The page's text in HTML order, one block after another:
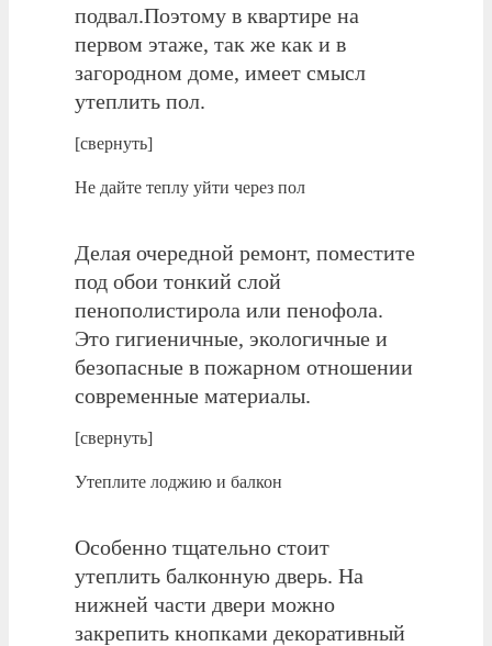
подвал.Поэтому в квартире на
первом этаже, так же как и в
загородном доме, имеет смысл
утеплить пол.
[свернуть]
Не дайте теплу уйти через пол
Делая очередной ремонт, поместите
под обои тонкий слой
пенополистирола или пенофола.
Это гигиеничные, экологичные и
безопасные в пожарном отношении
современные материалы.
[свернуть]
Утеплите лоджию и балкон
Особенно тщательно стоит
утеплить балконную дверь. На
нижней части двери можно
закрепить кнопками декоративный